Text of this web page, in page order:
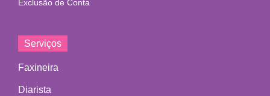
Exclusão de Conta
Serviços
Faxineira
Diarista